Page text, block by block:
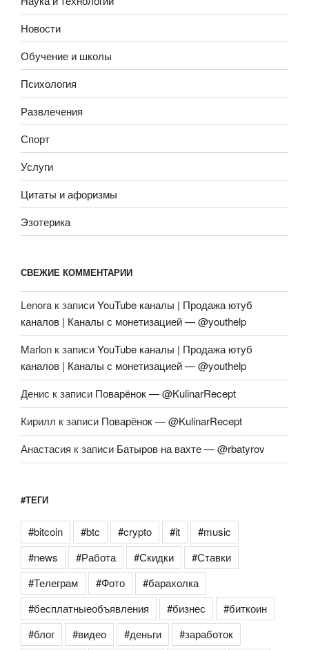
Новости
Обучение и школы
Психология
Развлечения
Спорт
Услуги
Цитаты и афоризмы
Эзотерика
СВЕЖИЕ КОММЕНТАРИИ
Lenora к записиYouTube каналы | Продажа ютуб
каналов | Каналы с монетизацией — @youthelp
Marlon к записиYouTube каналы | Продажа ютуб
каналов | Каналы с монетизацией — @youthelp
Денис к записи Поварёнок — @KulinarRecept
Кирилл к записи Поварёнок — @KulinarRecept
Анастасия к записи Батыров на вахте — @rbatyrov
#ТЕГИ
#bitcoin #btc #crypto #it
#music
#news
#Работа #Скидки
#Ставки
#Телеграм
#Фото
#барахолка
#бесплатныеобъявления
#бизнес
#биткоин
#блог
#видео #деньги
#заработок